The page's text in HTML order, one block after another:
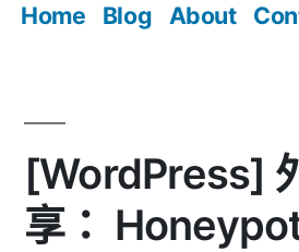
Home
Blog About
[WordPress]
享：